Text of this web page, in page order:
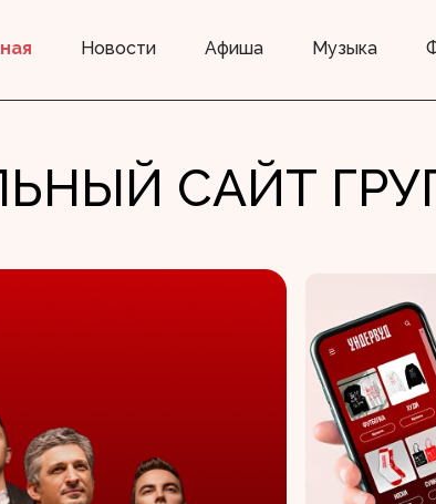
Новости Афиша Музыка
САЙТ